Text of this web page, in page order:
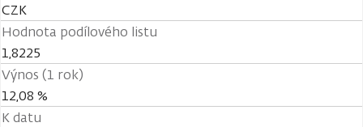
CZK
Hodnota podílového listu
1,8225
Výnos (1 rok)
12,08 %
K datu